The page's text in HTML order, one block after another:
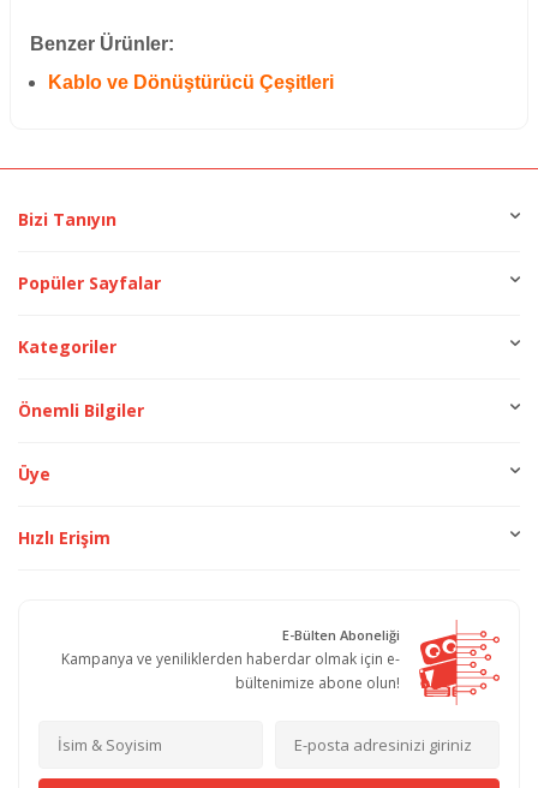
Benzer Ürünler:
Kablo ve Dönüştürücü Çeşitleri
Bizi Tanıyın
Popüler Sayfalar
Kategoriler
Önemli Bilgiler
Üye
Hızlı Erişim
E-Bülten Aboneliği
Kampanya ve yeniliklerden haberdar olmak için e-
bültenimize abone olun!